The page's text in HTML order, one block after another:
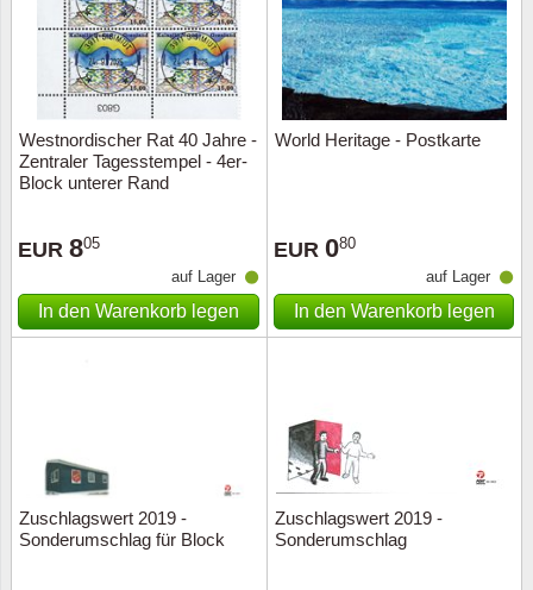
Westnordischer Rat 40 Jahre -
Zentraler Tagesstempel - 4er-
Block unterer Rand
EUR 805
auf Lager
In den Warenkorb legen
World Heritage - Postkarte
EUR 080
auf Lager
In den Warenkorb legen
Zuschlagswert 2019 -
Sonderumschlag für Block
Zuschlagswert 2019 -
Sonderumschlag